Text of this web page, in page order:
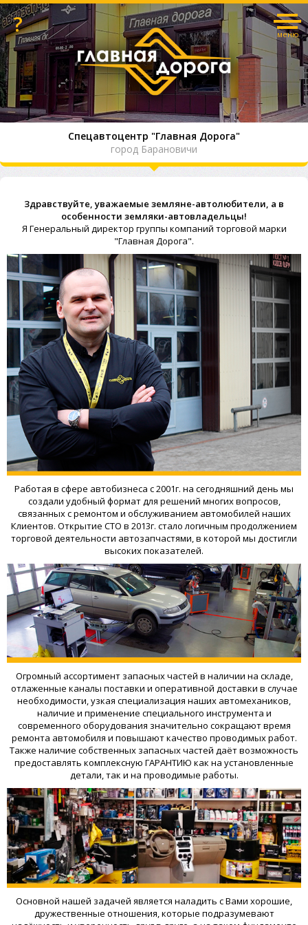
меню
?
Спецавтоцентр "Главная Дорога"
город Барановичи
Здравствуйте, уважаемые земляне-автолюбители, а в
особенности земляки-автовладельцы!
Я Генеральный директор группы компаний торговой марки
"Главная Дорога".
Работая в сфере автобизнеса с 2001г. на сегодняшний день мы
создали удобный формат для решений многих вопросов,
связанных с ремонтом и обслуживанием автомобилей наших
Клиентов. Открытие СТО в 2013г. стало логичным продолжением
торговой деятельности автозапчастями, в которой мы достигли
высоких показателей.
Огромный ассортимент запасных частей в наличии на складе,
отлаженные каналы поставки и оперативной доставки в случае
необходимости, узкая специализация наших автомехаников,
наличие и применение специального инструмента и
современного оборудования значительно сокращают время
ремонта автомобиля и повышают качество проводимых работ.
Также наличие собственных запасных частей даёт возможность
предоставлять комплексную ГАРАНТИЮ как на установленные
детали, так и на проводимые работы.
Основной нашей задачей является наладить с Вами хорошие,
дружественные отношения, которые подразумевают